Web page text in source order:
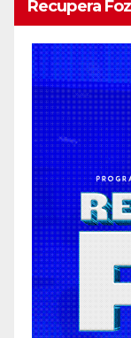
Recupera Foz